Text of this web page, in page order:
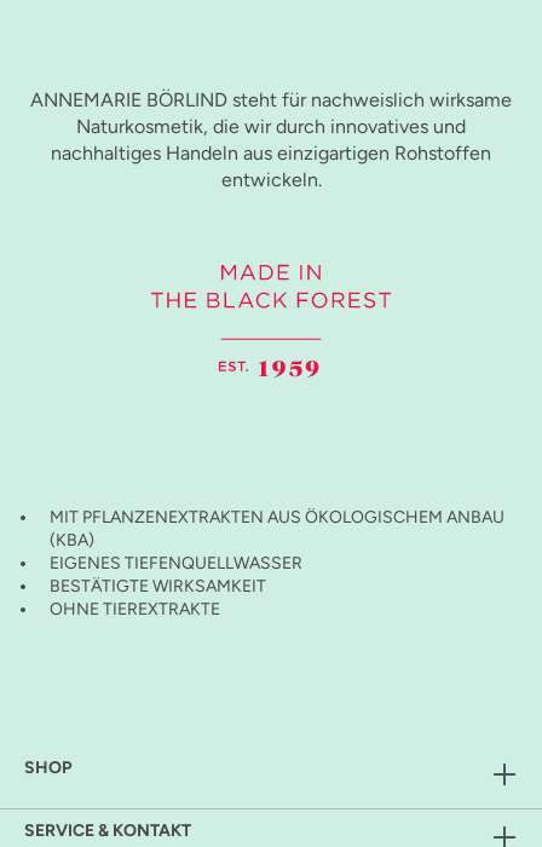
ANNEMARIE BÖRLIND steht für nachweislich wirksame
Naturkosmetik, die wir durch innovatives und
nachhaltiges Handeln aus einzigartigen Rohstoffen
entwickeln.
MIT PFLANZENEXTRAKTEN AUS ÖKOLOGISCHEM ANBAU
(KBA)
EIGENES TIEFENQUELLWASSER
BESTÄTIGTE WIRKSAMKEIT
OHNE TIEREXTRAKTE
SHOP
SERVICE & KONTAKT